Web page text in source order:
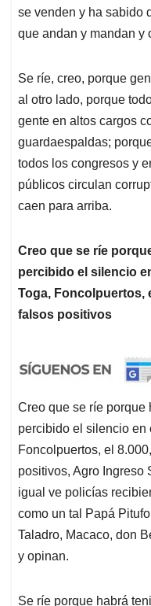
se venden y ha sabido
que andan y mandan y
Se ríe, creo, porque
al otro lado, porque
gente en altos cargos
guardaespaldas;
todos los congresos y
públicos circulan
caen para arriba.
Creo que se ríe
percibido el silencio
Toga, Foncolpuertos,
falsos positivos
Creo que se ríe porque
percibido el silencio en
Foncolpuertos, el
positivos, Agro Ingreso
igual ve policías
como un tal Papá
Taladro, Macaco, don
y opinan.
Se ríe porque habrá